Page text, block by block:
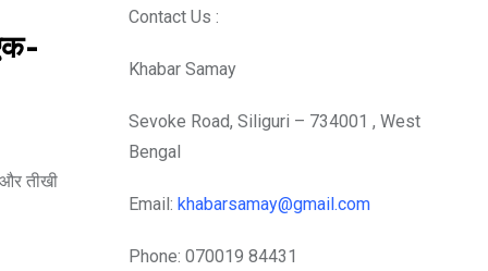
तीखी
Contact Us :
Khabar Samay
Sevoke Road, Siliguri – 734001 , West
Bengal
Email: khabarsamay@gmail.com
Phone: 070019 84431